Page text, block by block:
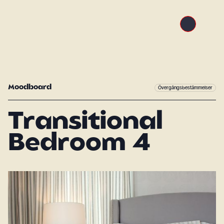
Moodboard Övergångsbestämmelser
Transitional
Bedroom 4